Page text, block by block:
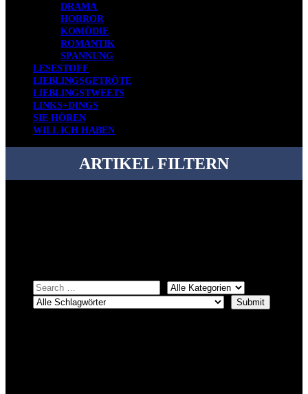
DRAMA
HORROR
KOMÖDIE
ROMANTIK
SPANNUNG
LESESTOFF
LIEBLINGSGETRÖTE
LIEBLINGSTWEETS
LINKS+DINGS
SIE HÖREN
WILL ICH HABEN
ARTIKEL FILTERN